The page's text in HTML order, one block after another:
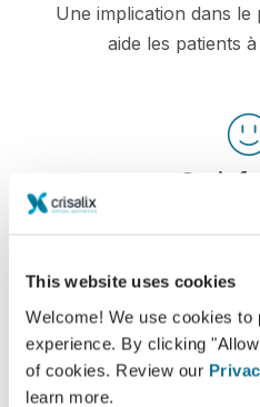
This website uses cookies
Welcome! We use cookies
experience. By clicking
of cookies. Review our
learn more.
Une implication dans le
aide les patients
100% des femmes ont
simulation 3D
*Etude en ligne menée auprès
mai 2010 et septembre 2011 en